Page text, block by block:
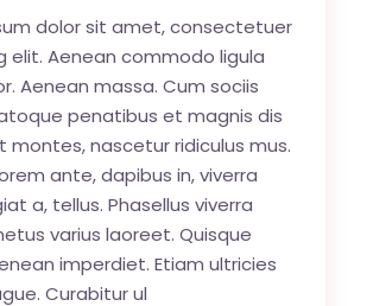
dolor sit amet, consectetuer
elit. Aenean commodo ligula
Aenean massa. Cum sociis
penatibus et magnis dis
montes, nascetur ridiculus mus.
ante, dapibus in, viverra
a, tellus. Phasellus viverra
varius laoreet. Quisque
imperdiet. Etiam ultricies
Curabitur ul